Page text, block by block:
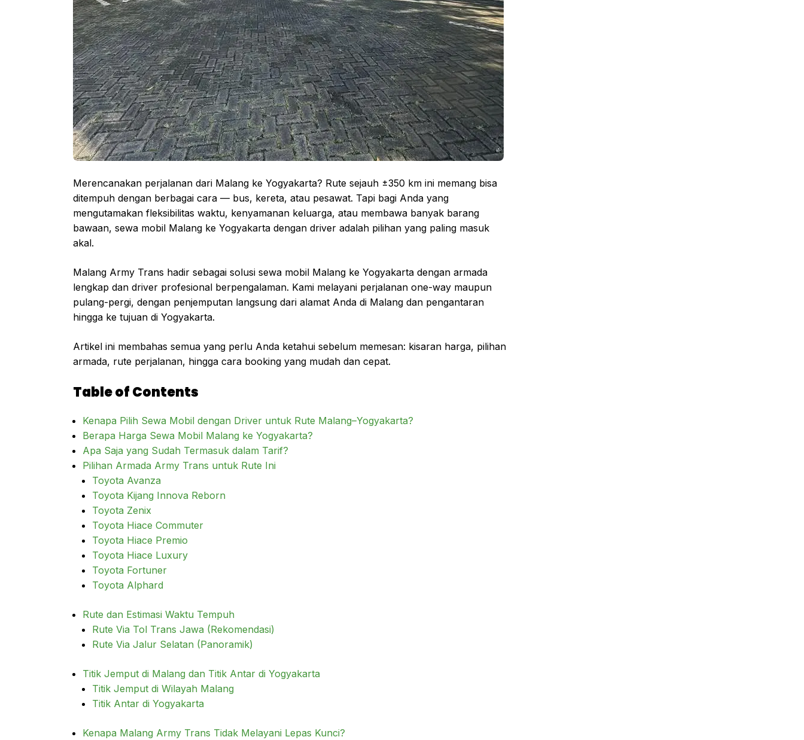
Merencanakan perjalanan dari Malang ke Yogyakarta? Rute sejauh ±350 km ini memang bisa
ditempuh dengan berbagai cara — bus, kereta, atau pesawat. Tapi bagi Anda yang
mengutamakan fleksibilitas waktu, kenyamanan keluarga, atau membawa banyak barang
bawaan, sewa mobil Malang ke Yogyakarta dengan driver adalah pilihan yang paling masuk
akal.
Malang Army Trans hadir sebagai solusi sewa mobil Malang ke Yogyakarta dengan armada
lengkap dan driver profesional berpengalaman. Kami melayani perjalanan one-way maupun
pulang-pergi, dengan penjemputan langsung dari alamat Anda di Malang dan pengantaran
hingga ke tujuan di Yogyakarta.
Artikel ini membahas semua yang perlu Anda ketahui sebelum memesan: kisaran harga, pilihan
armada, rute perjalanan, hingga cara booking yang mudah dan cepat.
Table of Contents
Kenapa Pilih Sewa Mobil dengan Driver untuk Rute Malang–Yogyakarta?
Berapa Harga Sewa Mobil Malang ke Yogyakarta?
Apa Saja yang Sudah Termasuk dalam Tarif?
Pilihan Armada Army Trans untuk Rute Ini
Toyota Avanza
Toyota Kijang Innova Reborn
Toyota Zenix
Toyota Hiace Commuter
Toyota Hiace Premio
Toyota Hiace Luxury
Toyota Fortuner
Toyota Alphard
Rute dan Estimasi Waktu Tempuh
Rute Via Tol Trans Jawa (Rekomendasi)
Rute Via Jalur Selatan (Panoramik)
Titik Jemput di Malang dan Titik Antar di Yogyakarta
Titik Jemput di Wilayah Malang
Titik Antar di Yogyakarta
Kenapa Malang Army Trans Tidak Melayani Lepas Kunci?